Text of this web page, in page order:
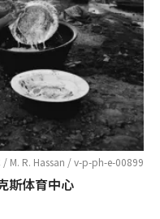
/ M. R. Hassan / v-p-ph-e-00899
斯体育中心